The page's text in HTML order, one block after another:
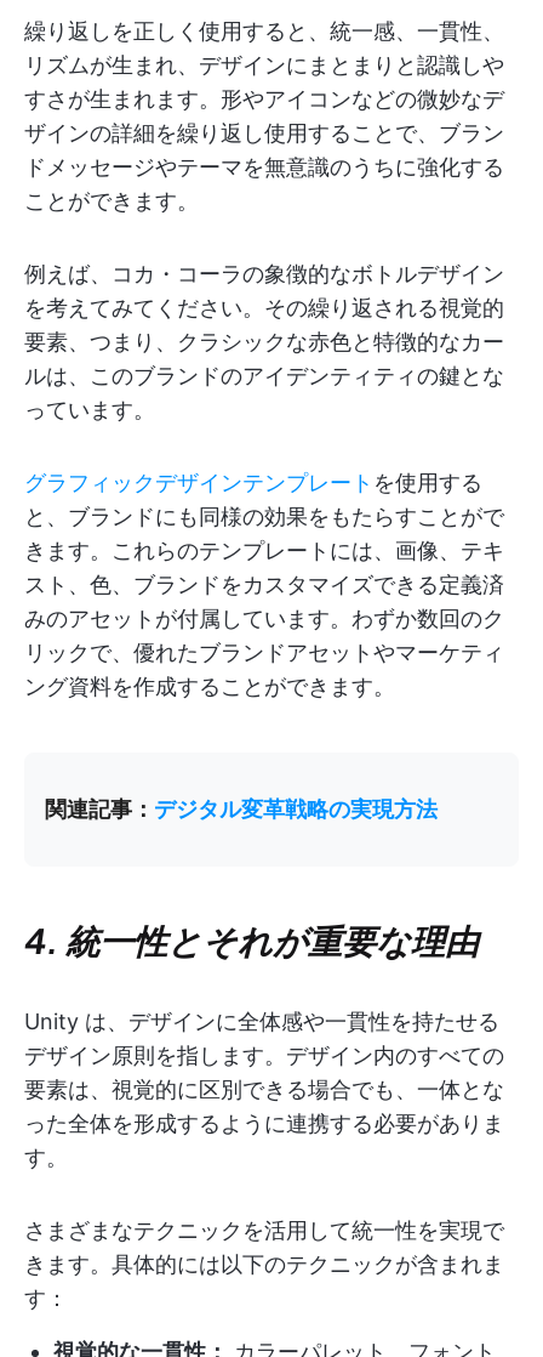
繰り返しを正しく使用すると、統一感、一貫性、
リズムが生まれ、デザインにまとまりと認識しや
すさが生まれます。形やアイコンなどの微妙なデ
ザインの詳細を繰り返し使用することで、ブラン
ドメッセージやテーマを無意識のうちに強化する
ことができます。
例えば、コカ・コーラの象徴的なボトルデザイン
を考えてみてください。その繰り返される視覚的
要素、つまり、クラシックな赤色と特徴的なカー
ルは、このブランドのアイデンティティの鍵とな
っています。
グラフィックデザインテンプレート を使用する
と、ブランドにも同様の効果をもたらすことがで
きます。これらのテンプレートには、画像、テキ
スト、色、ブランドをカスタマイズできる定義済
みのアセットが付属しています。わずか数回のク
リックで、優れたブランドアセットやマーケティ
ング資料を作成することができます。
関連記事： デジタル変革戦略の実現方法
4. 統一性とそれが重要な理由
Unity は、デザインに全体感や一貫性を持たせる
デザイン原則を指します。デザイン内のすべての
要素は、視覚的に区別できる場合でも、一体とな
った全体を形成するように連携する必要がありま
す。
さまざまなテクニックを活用して統一性を実現で
きます。具体的には以下のテクニックが含まれま
す：
視覚的な一貫性： カラーパレット、フォント、